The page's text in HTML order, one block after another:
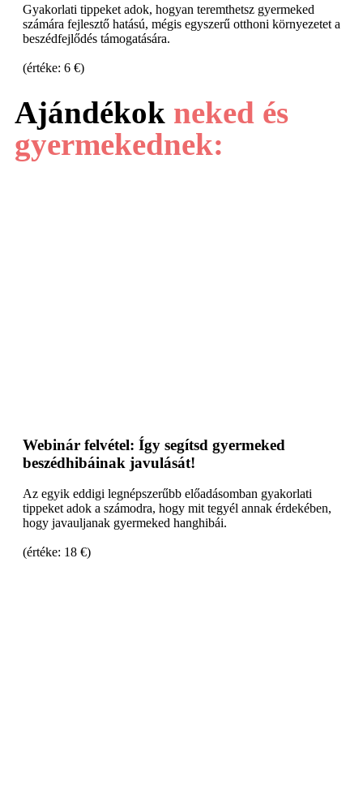
Gyakorlati tippeket adok, hogyan teremthetsz gyermeked
számára fejlesztő hatású, mégis egyszerű otthoni környezetet a
beszédfejlődés támogatására.
(értéke: 6 €)
Ajándékok neked és
gyermekednek:
Webinár felvétel: Így segítsd gyermeked
beszédhibáinak javulását!
Az egyik eddigi legnépszerűbb előadásomban gyakorlati
tippeket adok a számodra, hogy mit tegyél annak érdekében,
hogy javauljanak gyermeked hanghibái.
(értéke: 18 €)